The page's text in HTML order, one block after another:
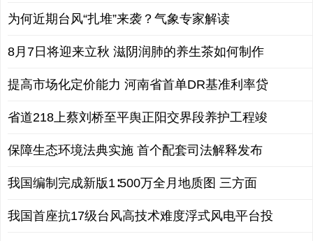
为何近期台风“扎堆”来袭？气象专家解读
8月7日将迎来立秋 滋阴润肺的养生茶如何制作
提高市场化定价能力 河南省首单DR基准利率贷
省道218上蔡刘桥至平舆正阳交界段养护工程竣
保障生态环境法典实施 首个配套司法解释发布
我国编制完成新版1∶500万全月地质图 三方面
我国首座抗17级台风高技术难度浮式风电平台投